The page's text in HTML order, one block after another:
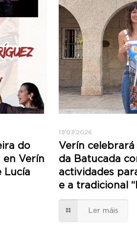
do
Verín
Lucía
17/07/2026
Verín
da Batucada
actividades
e a tradicional
Ler máis